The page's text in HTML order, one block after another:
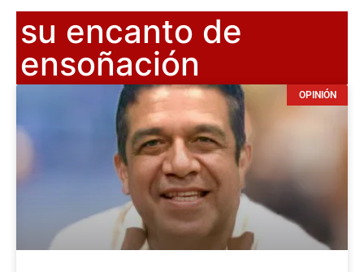
su encanto de
ensoñación
OPINIÓN